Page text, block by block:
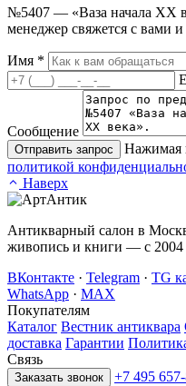
№5407 — «Ваза начала XX
менеджер свяжется с вами и
Имя *
Сообщение
Отправить запрос
Нажимая
политикой
Наверх
Антикварный салон в
живопись и книги — с 2004
ВКонтакте · Telegram · TG
WhatsApp · MAX
Покупателям
Каталог Вестник антиквара
доставка Гарантии
Связь
Заказать звонок +7 495